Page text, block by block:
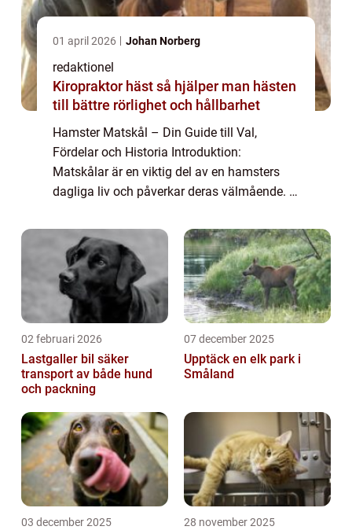
01 april 2026 Johan Norberg
redaktionel
Kiropraktor häst så hjälper man hästen
till bättre rörlighet och hållbarhet
Hamster Matskål – Din Guide till Val,
Fördelar och Historia Introduktion:
Matskålar är en viktig del av en hamsters
dagliga liv och påverkar deras välmående. I
behöver veta om hamster matskålar, från...
02 februari 2026
Lastgaller bil säker
transport av både hund
och packning
07 december 2025
Upptäck en elk park i
Småland
03 december 2025 28 november 2025